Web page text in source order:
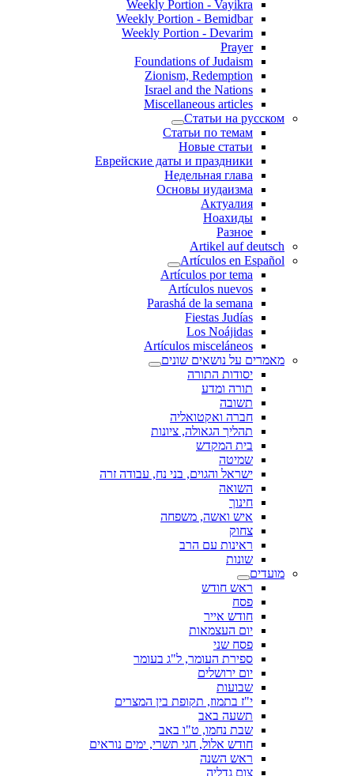
Weekly Portion - Vayikra
Weekly Portion - Bemidbar
Weekly Portion - Devarim
Prayer
Foundations of Judaism
Zionism, Redemption
Israel and the Nations
Miscellaneous articles
Статьи на русском
Статьи по темам
Новые статьи
Еврейские даты и праздники
Недельная глава
Основы иудаизма
Актуалия
Ноахиды
Разное
Artikel auf deutsch
Artículos en Español
Artículos por tema
Artículos nuevos
Parashá de la semana
Fiestas Judías
Los Noájidas
Artículos misceláneos
מאמרים על נושאים שונים
יסודות התורה
תורה ומדע
תשובה
חברה ואקטואליה
תהליך הגאולה, ציונות
בית המקדש
שמיטה
ישראל והגוים, בני נח, עבודה זרה
השואה
חינוך
איש ואשה, משפחה
צחוק
ראינות עם הרב
שונות
מועדים
ראש חודש
פסח
חודש אייר
יום העצמאות
פסח שני
ספירת העומר, ל"ג בעומר
יום ירושלים
שבועות
י"ז בתמוז, תקופת בין המצרים
תשעה באב
שבת נחמו, ט"ו באב
חודש אלול, חגי תשרי, ימים נוראים
ראש השנה
צום גדליה